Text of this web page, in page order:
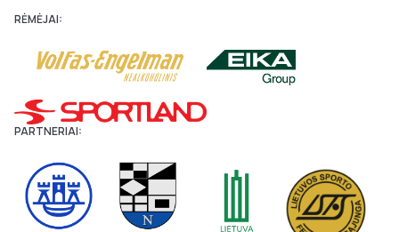
RĖMĖJAI:
PARTNERIAI: